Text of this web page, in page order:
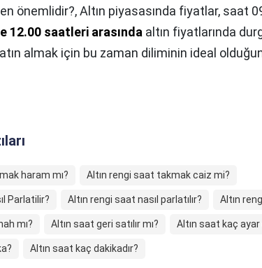
önemlidir?,Altın piyasasında fiyatlar, saat
12.00 saatleri arasında altın fiyatlarında
almak için bu zaman diliminin ideal
haram mı? Altın rengi saat takmak caiz mi?
Parlatilir? Altın rengi saat nasıl parlatılır? Altın
mı? Altın saat geri satılır mı? Altın saat kaç ayar
Altın saat kaç dakikadır?